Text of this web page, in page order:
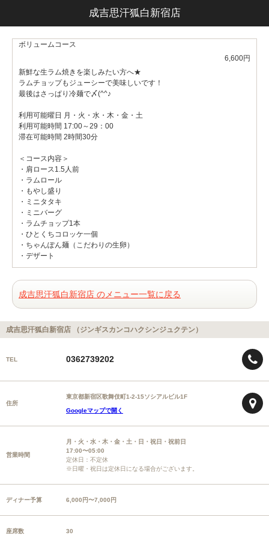
成吉思汗狐白新宿店
ボリュームコース
6,600円
新鮮な生ラム焼きを楽しみたい方へ★
ラムチョップもジューシーで美味しいです！
最後はさっぱり冷麺で〆(^^♪
利用可能曜日 月・火・水・木・金・土
利用可能時間 17:00～29：00
滞在可能時間 2時間30分
＜コース内容＞
・肩ロース1.5人前
・ラムロール
・もやし盛り
・ミニタタキ
・ミニバーグ
・ラムチョップ1本
・ひとくちコロッケ一個
・ちゃんぽん麺（こだわりの生卵）
・デザート
成吉思汗狐白新宿店 のメニュー一覧に戻る
成吉思汗狐白新宿店 （ジンギスカンコハクシンジュクテン）
TEL 0362739202
住所
東京都新宿区歌舞伎町1-2-15ソシアルビル1F
Googleマップで開く
営業時間
月・火・水・木・金・土・日・祝日・祝前日
17:00〜05:00
定休日：不定休
※日曜・祝日は定休日になる場合がございます。
ディナー予算 6,000円〜7,000円
座席数 30